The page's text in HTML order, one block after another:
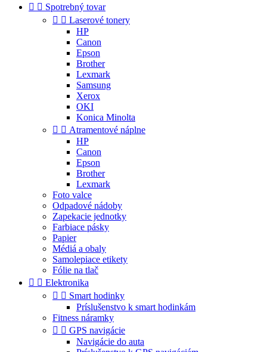
  Spotrebný tovar
  Laserové tonery
HP
Canon
Epson
Brother
Lexmark
Samsung
Xerox
OKI
Konica Minolta
  Atramentové náplne
HP
Canon
Epson
Brother
Lexmark
Foto valce
Odpadové nádoby
Zapekacie jednotky
Farbiace pásky
Papier
Médiá a obaly
Samolepiace etikety
Fólie na tlač
  Elektronika
  Smart hodinky
Príslušenstvo k smart hodinkám
Fitness náramky
  GPS navigácie
Navigácie do auta